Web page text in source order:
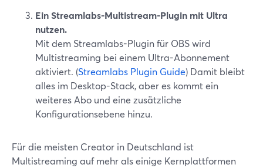
Ein Streamlabs-Multistream-Plugin mit Ultra
nutzen.
Mit dem Streamlabs-Plugin für OBS wird
Multistreaming bei einem Ultra-Abonnement
aktiviert. (Streamlabs Plugin Guide) Damit bleibt
alles im Desktop-Stack, aber es kommt ein
weiteres Abo und eine zusätzliche
Konfigurationsebene hinzu.
Für die meisten Creator in Deutschland ist
Multistreaming auf mehr als einige Kernplattformen